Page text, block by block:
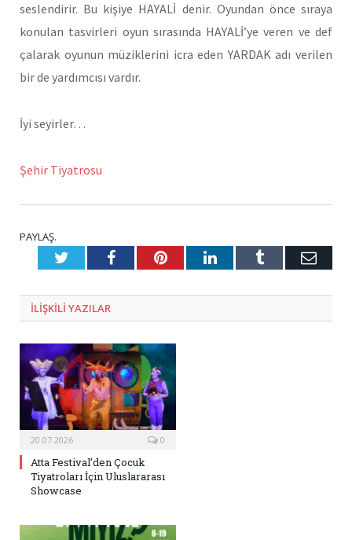
seslendirir. Bu kişiye HAYALİ denir. Oyundan önce sıraya
konulan tasvirleri oyun sırasında HAYALİ’ye veren ve def
çalarak oyunun müziklerini icra eden YARDAK adı verilen
bir de yardımcısı vardır.
İyi seyirler…
Şehir Tiyatrosu
PAYLAŞ.
TwitterFacebookPinterestLinkedInTumblr E-
ILIŞKILI YAZILAR
20.07.2026 0
Atta Festival’den Çocuk
Tiyatroları İçin Uluslararası
Showcase